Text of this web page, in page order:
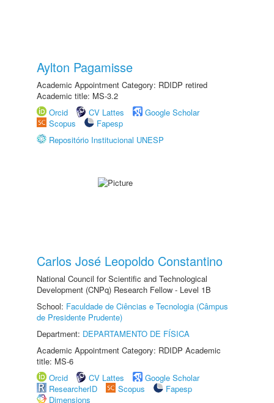
Aylton Pagamisse
Academic Appointment Category: RDIDP retired
Academic title: MS-3.2
Orcid
CV Lattes
Google Scholar
Scopus
Fapesp
Repositório Institucional UNESP
Carlos José Leopoldo Constantino
National Council for Scientific and Technological
Development (CNPq) Research Fellow - Level 1B
School: Faculdade de Ciências e Tecnologia (Câmpus
de Presidente Prudente)
Department: DEPARTAMENTO DE FÍSICA
Academic Appointment Category: RDIDP Academic
title: MS-6
Orcid
CV Lattes
Google Scholar
ResearcherID
Scopus
Fapesp
Dimensions